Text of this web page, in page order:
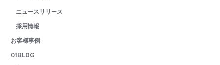
ニュースリリース
採用情報
お客様事例
01BLOG